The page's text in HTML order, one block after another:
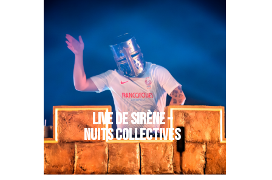
LIVE DE SIRÈNE –
NUITS COLLECTIVES